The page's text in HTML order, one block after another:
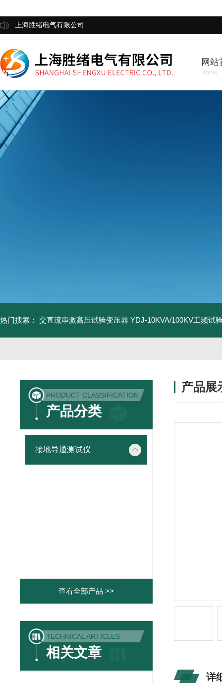
上海胜绪电气有限公司
网站
Home
热门搜索： 交直流串激高压试验变压器 YDJ-10KVA/100KV工频试
PRODUCT CLASSIFICATION
产品分类
接地导通测试仪
查看全部产品 >>
TECHNICAL ARTICLES
相关文章
产品展
详